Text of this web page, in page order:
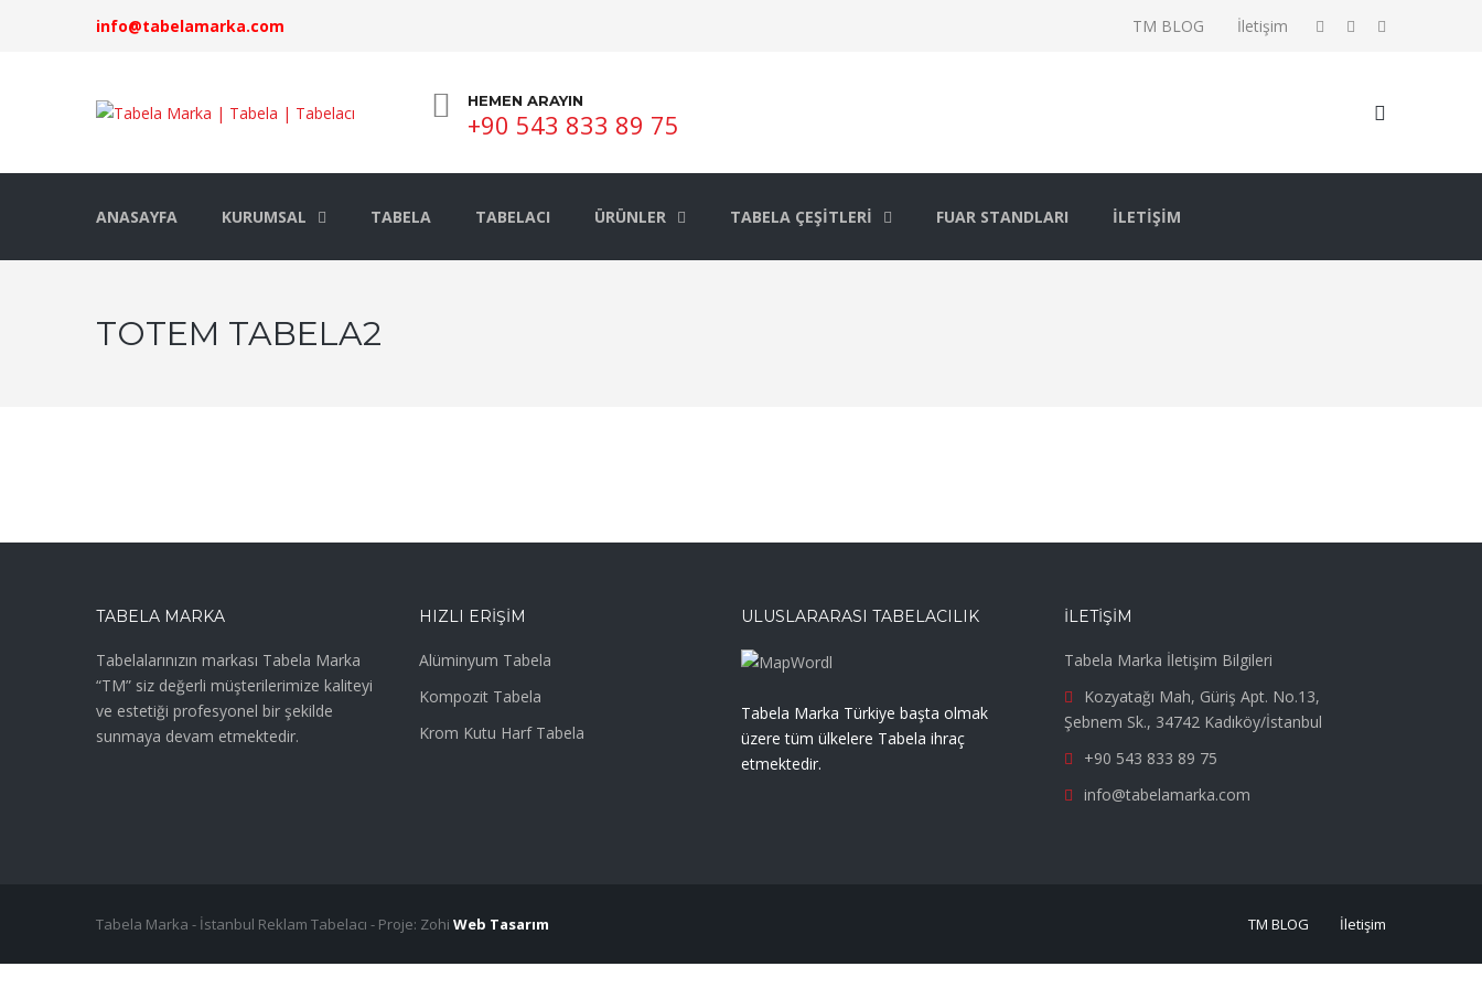
info@tabelamarka.com TM BLOG İletişim
HEMEN ARAYIN
+90 543 833 89 75
ANASAYFA KURUMSAL TABELA TABELACI ÜRÜNLER TABELA ÇEŞITLERI FUAR STANDLARI İLETIŞIM
TOTEM TABELA2
TABELA MARKA
Tabelalarınızın markası Tabela Marka
“TM” siz değerli müşterilerimize kaliteyi
ve estetiği profesyonel bir şekilde
sunmaya devam etmektedir.
HIZLI ERIŞIM
Alüminyum Tabela
Kompozit Tabela
Krom Kutu Harf Tabela
ULUSLARARASI TABELACILIK
Tabela Marka Türkiye başta olmak
üzere tüm ülkelere Tabela ihraç
etmektedir.
İLETIŞIM
Tabela Marka İletişim Bilgileri
Kozyatağı Mah, Güriş Apt. No.13,
Şebnem Sk., 34742 Kadıköy/İstanbul
+90 543 833 89 75
info@tabelamarka.com
Tabela Marka - İstanbul Reklam Tabelacı - Proje: Zohi Web Tasarım TM BLOG İletişim